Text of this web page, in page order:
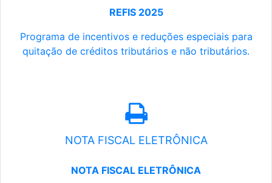
REFIS 2025
Programa de incentivos e reduções especiais para
quitação de créditos tributários e não tributários.
NOTA FISCAL ELETRÔNICA
NOTA FISCAL ELETRÔNICA